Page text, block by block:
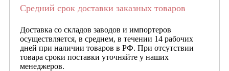
Средний срок доставки заказных товаров
Доставка со складов заводов и импортеров
осуществляется, в среднем, в течении 14 рабочих
дней при наличии товаров в РФ. При отсутствии
товара сроки поставки уточняйте у наших
менеджеров.